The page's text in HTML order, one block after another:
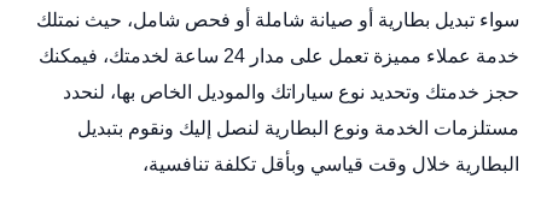
سواء تبديل بطارية أو صيانة شاملة أو فحص شامل، حيث نمتلك
خدمة عملاء مميزة تعمل على مدار 24 ساعة لخدمتك، فيمكنك
حجز خدمتك وتحديد نوع سياراتك والموديل الخاص بها، لنحدد
مستلزمات الخدمة ونوع البطارية لنصل إليك ونقوم بتبديل
البطارية خلال وقت قياسي وبأقل تكلفة تنافسية،